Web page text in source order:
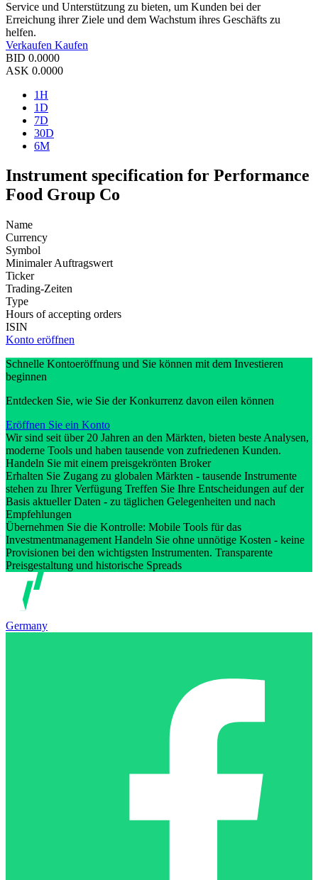
Service und Unterstützung zu bieten, um Kunden bei der
Erreichung ihrer Ziele und dem Wachstum ihres Geschäfts zu
helfen.
Verkaufen Kaufen
BID 0.0000
ASK 0.0000
1H
1D
7D
30D
6M
Instrument specification for Performance
Food Group Co
Name
Currency
Symbol
Minimaler Auftragswert
Ticker
Trading-Zeiten
Type
Hours of accepting orders
ISIN
Konto eröffnen
Schnelle Kontoeröffnung und Sie können mit dem Investieren
beginnen
Entdecken Sie, wie Sie der Konkurrenz davon eilen können
Eröffnen Sie ein Konto
Wir sind seit über 20 Jahren an den Märkten, bieten beste Analysen,
moderne Tools und haben tausende von zufriedenen Kunden.
Handeln Sie mit einem preisgekrönten Broker
Erhalten Sie Zugang zu globalen Märkten - tausende Instrumente
stehen zu Ihrer Verfügung Treffen Sie Ihre Entscheidungen auf der
Basis aktueller Daten - zu täglichen Gelegenheiten und nach
Empfehlungen
Übernehmen Sie die Kontrolle: Mobile Tools für das
Investmentmanagement Handeln Sie ohne unnötige Kosten - keine
Provisionen bei den wichtigsten Instrumenten. Transparente
Preisgestaltung und historische Spreads
Germany